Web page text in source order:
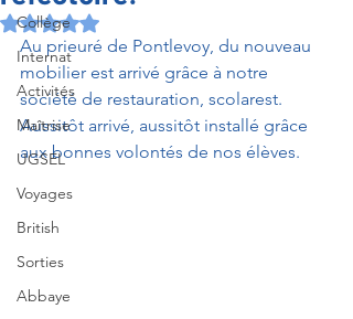
Collège
Internat
Activités
Maîtrise
UGSEL
Voyages
British
Sorties
Abbaye
Noté NaN étoiles sur 5.
Au prieuré de Pontlevoy, du nouveau
mobilier est arrivé grâce à notre
société de restauration, scolarest.
Aussitôt arrivé, aussitôt installé grâce
aux bonnes volontés de nos élèves.